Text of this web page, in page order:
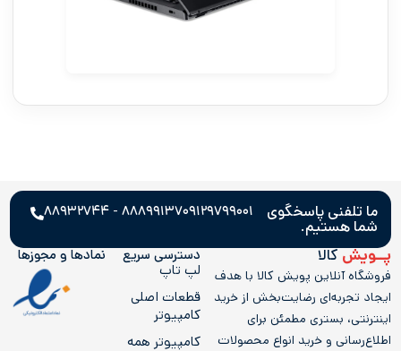
ما تلفنی پاسخگوی
شما هستیم.
۰۹۱۲۹۷۹۹۰۰۱۸۸۸۹۹۱۳۷ - ۸۸۹۳۲۷۴۴
پــویشکالا
فروشگاه آنلاین پویش کالا با هدف
ایجاد تجربه‌ای رضایت‌بخش از خرید
اینترنتی، بستری مطمئن برای
اطلاع‌رسانی و خرید انواع محصولات
دسترسی سریع
لپ تاپ
قطعات اصلی
کامپیوتر
کامپيوتر همه
نمادها و مجوز‌ها